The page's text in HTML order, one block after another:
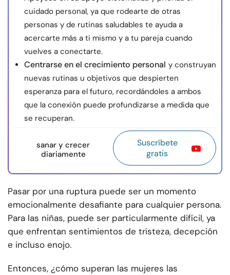
cuidado personal, ya que rodearte de otras
personas y de rutinas saludables te ayuda a
acercarte más a ti mismo y a tu pareja cuando
vuelves a conectarte.
Centrarse en el crecimiento personal y construyan
nuevas rutinas u objetivos que despierten
esperanza para el futuro, recordándoles a ambos
que la conexión puede profundizarse a medida que
se recuperan.
sanar y crecer
diariamente
Suscríbete
gratis
Pasar por una ruptura puede ser un momento
emocionalmente desafiante para cualquier persona.
Para las niñas, puede ser particularmente difícil, ya
que enfrentan sentimientos de tristeza, decepción
e incluso enojo.
Entonces, ¿cómo superan las mujeres las